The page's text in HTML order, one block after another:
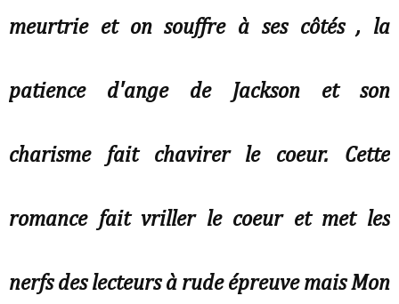
meurtrie et on souffre à ses côtés , la
patience d'ange de Jackson et son
charisme fait chavirer le coeur. Cette
romance fait vriller le coeur et met les
nerfs des lecteurs à rude épreuve mais Mon